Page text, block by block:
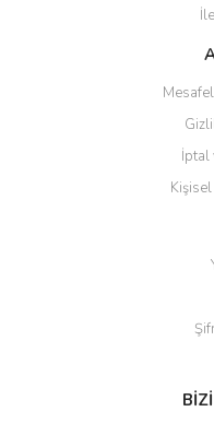
Ürün fiyatı diğer
Bu ürüne benzer farklı
İptal